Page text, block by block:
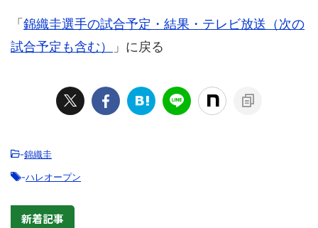
「 錦織圭選手の試合予定・結果・テレビ放送（次の
試合予定も含む）
」に戻る
-錦織圭
-ハレオープン
新着記事